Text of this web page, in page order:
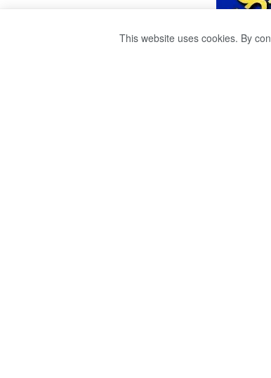
This website uses cookies. By